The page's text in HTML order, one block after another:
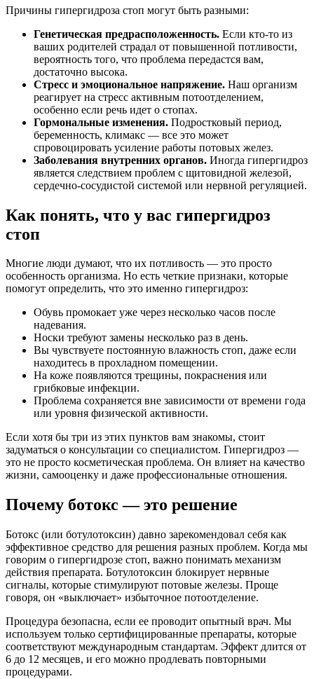
Причины гипергидроза стоп могут быть разными:
Генетическая предрасположенность. Если кто-то из
ваших родителей страдал от повышенной потливости,
вероятность того, что проблема передастся вам,
достаточно высока.
Стресс и эмоциональное напряжение. Наш организм
реагирует на стресс активным потоотделением,
особенно если речь идет о стопах.
Гормональные изменения. Подростковый период,
беременность, климакс — все это может
спровоцировать усиление работы потовых желез.
Заболевания внутренних органов. Иногда гипергидроз
является следствием проблем с щитовидной железой,
сердечно-сосудистой системой или нервной регуляцией.
Как понять, что у вас гипергидроз
стоп
Многие люди думают, что их потливость — это просто
особенность организма. Но есть четкие признаки, которые
помогут определить, что это именно гипергидроз:
Обувь промокает уже через несколько часов после
надевания.
Носки требуют замены несколько раз в день.
Вы чувствуете постоянную влажность стоп, даже если
находитесь в прохладном помещении.
На коже появляются трещины, покраснения или
грибковые инфекции.
Проблема сохраняется вне зависимости от времени года
или уровня физической активности.
Если хотя бы три из этих пунктов вам знакомы, стоит
задуматься о консультации со специалистом. Гипергидроз —
это не просто косметическая проблема. Он влияет на качество
жизни, самооценку и даже профессиональные отношения.
Почему ботокс — это решение
Ботокс (или ботулотоксин) давно зарекомендовал себя как
эффективное средство для решения разных проблем. Когда мы
говорим о гипергидрозе стоп, важно понимать механизм
действия препарата. Ботулотоксин блокирует нервные
сигналы, которые стимулируют потовые железы. Проще
говоря, он «выключает» избыточное потоотделение.
Процедура безопасна, если ее проводит опытный врач. Мы
используем только сертифицированные препараты, которые
соответствуют международным стандартам. Эффект длится от
6 до 12 месяцев, и его можно продлевать повторными
процедурами.